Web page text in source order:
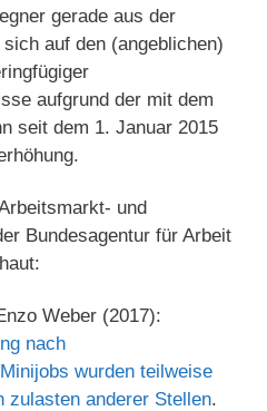
gerade aus der
auf den (angeblichen)
aufgrund der mit dem
seit dem 1. Januar 2015
und
Bundesagentur für Arbeit
Weber (2017):
nach
wurden teilweise
zulasten anderer Stellen.